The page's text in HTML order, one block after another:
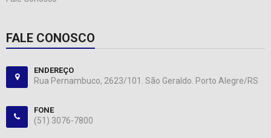
FALE CONOSCO
ENDEREÇO
Rua Pernambuco, 2623/101. São Geraldo. Porto Alegre/RS
FONE
(51) 3076-7800